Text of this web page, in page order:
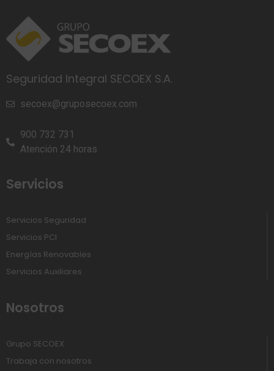
Seguridad Integral SECOEX S.A.
secoex@gruposecoex.com
900 732 731
Atención 24 horas
Servicios
Servicios Seguridad
Servicios PCI
Energías Renovables
Servicios Auxiliares
Nosotros
Grupo SECOEX
Trabaja con nosotros